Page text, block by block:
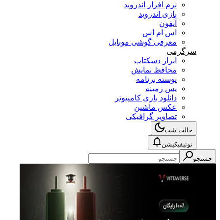
نرم افزار اندروید
بازی اندروید
آیفون
اس ام اس
معرفی گوشی موبایل
سرگرمی
ابزار دسکتاپ
محافظ نمایش
پوسته برنامه
پس زمینه
دانلود بازی کامپیوتر
عکس ماشین
تصاویر گرافیکی
حالت شب
نوتیفیکیشن
جستجو